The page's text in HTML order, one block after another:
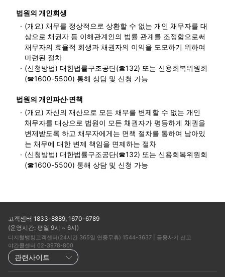
법원의 개인회생
· (개요) 채무를 정상적으로 상환할 수 없는 개인 채무자를 대
상으로 채권자 등 이해관계인의 법률 관계를 조정함으로써
채무자의 효율적 회생과 채권자의 이익을 도모하기 위하여
마련된 절차
· (신청방법) 대한법률구조공단(☎132) 또는 신용회복위원회
(☎1600-5500) 통해 상담 및 신청 가능
법원의 개인파산·면책
· (개요) 자신의 재산으로 모든 채무를 변제할 수 없는 개인
채무자를 대상으로 법원이 모든 채권자가 평등하게 채권을
변제받도록 하고 채무자에게는 면책 절차를 통하여 남아있
는 채무에 대한 변제 책임을 면제하는 절차
· (신청방법) 대한법률구조공단(☎132) 또는 신용회복위원회
(☎1600-5500) 통해 상담 및 신청 가능
고객센터 1833-8889, 1670-6789
(운영시간: 평일 9시 ~ 6시)
디지털뱅킹고객센터(24시간 365일 연중무휴) 1544-3637 | 금융사기 신고
야간콜센터 02-3978-800
관련사이트